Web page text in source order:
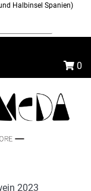
Halbinsel Spanien)
0
2023